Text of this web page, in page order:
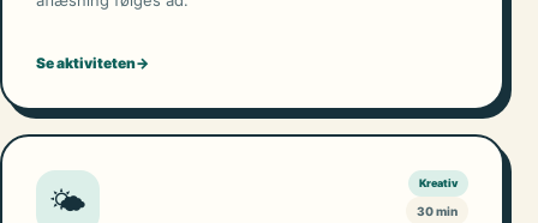
Se aktiviteten→
🌤️
Kreativ
30 min